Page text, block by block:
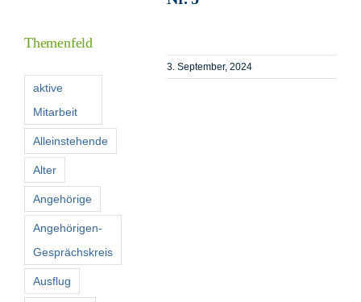
3. September, 2024
Themenfeld
aktive
Mitarbeit
Alleinstehende
Alter
Angehörige
Angehörigen-
Gesprächskreis
Ausflug